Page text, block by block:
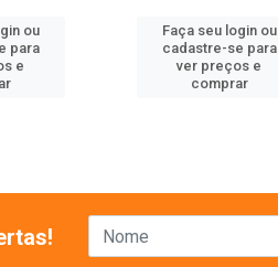
ou
para
e
Faça seu login ou
cadastre-se para
ver preços e
comprar